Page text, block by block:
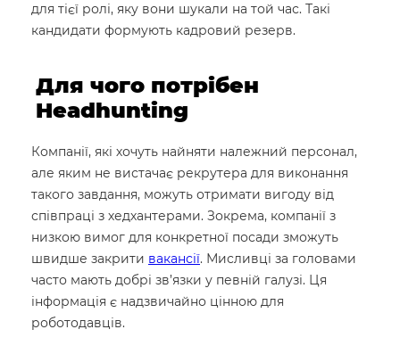
для тієї ролі, яку вони шукали на той час. Такі
кандидати формують кадровий резерв.
Для чого потрібен
Headhunting
Компанії, які хочуть найняти належний персонал,
але яким не вистачає рекрутера для виконання
такого завдання, можуть отримати вигоду від
співпраці з хедхантерами. Зокрема, компанії з
низкою вимог для конкретної посади зможуть
швидше закрити вакансії. Мисливці за головами
часто мають добрі зв’язки у певній галузі. Ця
інформація є надзвичайно цінною для
роботодавців.